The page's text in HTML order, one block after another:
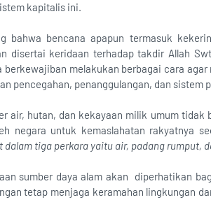
kapitalis ini.
bahwa bencana apapun termasuk
disertai keridaan terhadap takdir Allah
berkewajiban melakukan berbagai cara
pencegahan, penanggulangan, dan sistem
air, hutan, dan kekayaan milik umum
negara untuk kemaslahatan rakyatnya
dalam tiga perkara yaitu air, padang rumput,
sumber daya alam akan diperhatikan
tetap menjaga keramahan lingkungan